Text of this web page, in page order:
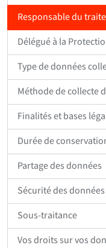
Responsable du
Délégué à la
Type de données
Méthode de collecte
Finalités et bases
Durée de
Partage des données
Sécurité des données
Sous-traitance
Vos droits sur vos